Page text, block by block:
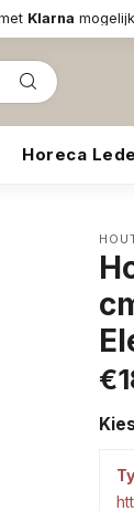
Klarna mogelijk
Horeca